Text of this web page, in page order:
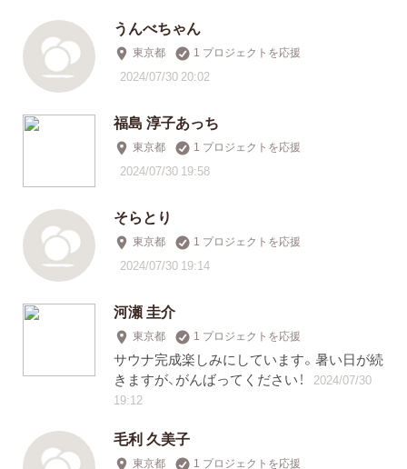
うんべちゃん
東京都 1 プロジェクトを応援
2024/07/30 20:02
福島 淳子あっち
東京都 1 プロジェクトを応援
2024/07/30 19:58
そらとり
東京都 1 プロジェクトを応援
2024/07/30 19:14
河瀬 圭介
東京都 1 プロジェクトを応援
サウナ完成楽しみにしています。暑い日が続
きますが、がんばってください！
2024/07/30
19:12
毛利 久美子
東京都 1 プロジェクトを応援